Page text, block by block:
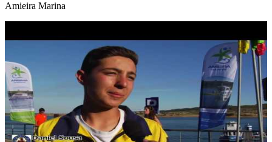
Amieira Marina